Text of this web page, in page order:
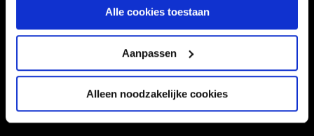
Alle cookies toestaan
Aanpassen
Alleen noodzakelijke cookies
EREDIVISIEPARTNERS